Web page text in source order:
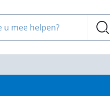
u mee helpen?